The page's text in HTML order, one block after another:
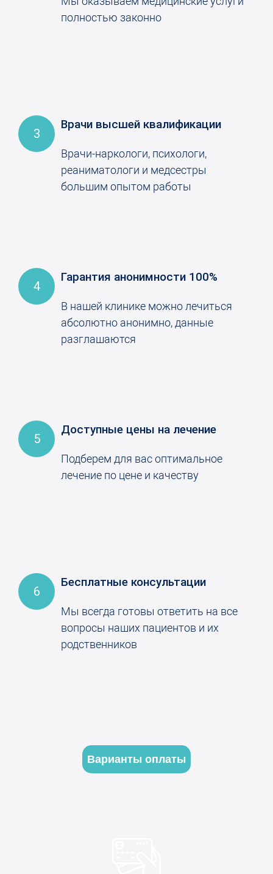
полностью законно
3
Врачи высшей квалификации
Врачи-наркологи, психологи,
реаниматологи и медсестры
большим опытом работы
4
Гарантия анонимности 100%
В нашей клинике можно лечиться
абсолютно анонимно, данные
разглашаются
5
Доступные цены на лечение
Подберем для вас оптимальное
лечение по цене и качеству
6
Бесплатные консультации
Мы всегда готовы ответить на все
вопросы наших пациентов и их
родственников
Варианты оплаты